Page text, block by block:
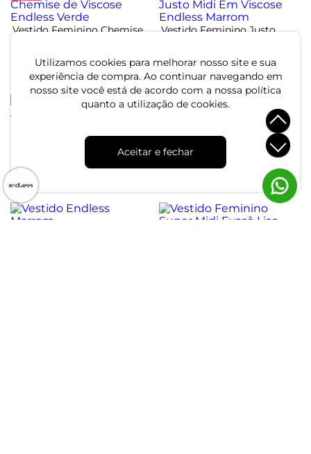
Utilizamos cookies para melhorar nosso site e sua
experiência de compra. Ao continuar navegando em
nosso site você está de acordo com a nossa política
quanto a utilização de cookies.
Aceitar e fechar
Vestido Feminino Chemise
R$ 254,99 R$ 84,99
ou 2x de R$ 42,49 sem juros
Vestido Feminino Justo
R$ 134,99
ou 4x de R$ 33,74 sem juros
Vestido Feminino Com
R$ 204,99
ou 6x de R$ 34,16 sem juros
Vestido Feminino
Assimetrico Com Cinto
Endless Preto
R$ 134,99
ou 4x de R$ 33,74 sem juros